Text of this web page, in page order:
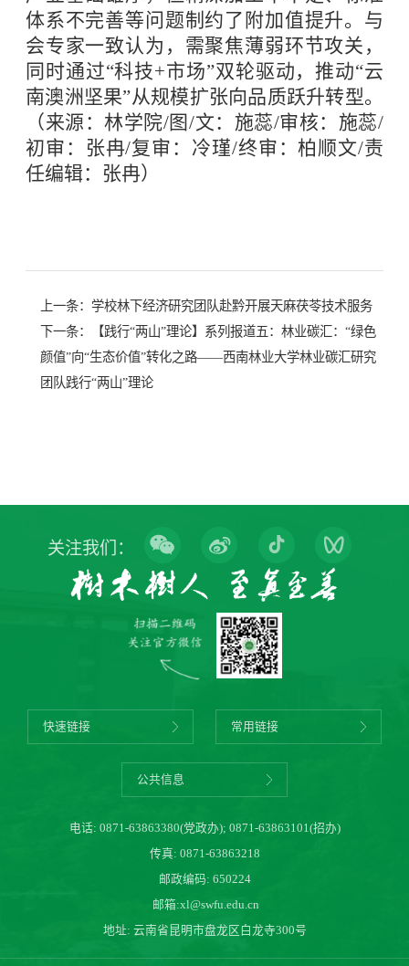
体系不完善等问题制约了附加值提升。与
会专家一致认为，需聚焦薄弱环节攻关，
同时通过“科技+市场”双轮驱动，推动“云
南澳洲坚果”从规模扩张向品质跃升转型。
（来源：林学院/图/文：施蕊/审核：施蕊/
初审：张冉/复审：冷瑾/终审：柏顺文/责
任编辑：张冉）
上一条： 学校林下经济研究团队赴黔开展天麻茯苓技术服务
下一条：
【践行“两山”理论】系列报道五：林业碳汇：“绿色
颜值”向“生态价值”转化之路——西南林业大学林业碳汇研究
团队践行“两山”理论
关注我们：
快速链接 常用链接
公共信息
电话: 0871-63863380(党政办); 0871-63863101(招办)
传真: 0871-63863218
邮政编码: 650224
邮箱:xl@swfu.edu.cn
地址: 云南省昆明市盘龙区白龙寺300号